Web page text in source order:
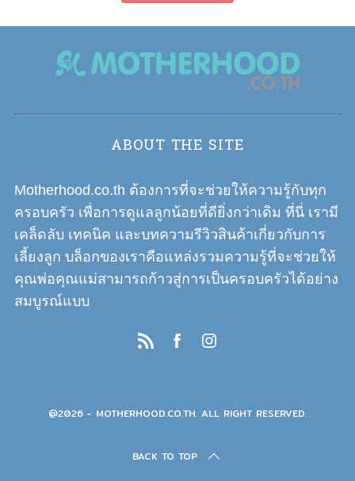
ABOUT THE SITE
Motherhood.co.th ต้องการที่จะช่วยให้ความรู้กับทุก
ครอบครัว เพื่อการดูแลลูกน้อยที่ดียิ่งกว่าเดิม ที่นี่ เรามี
เคล็ดลับ เทคนิค และบทความรีวิวสินค้าเกี่ยวกับการ
เลี้ยงลูก บล็อกของเราคือแหล่งรวมความรู้ที่จะช่วยให้
คุณพ่อคุณแม่สามารถก้าวสู่การเป็นครอบครัวได้อย่าง
สมบูรณ์แบบ
@2026 - MOTHERHOOD.CO.TH. ALL RIGHT RESERVED.
BACK TO TOP